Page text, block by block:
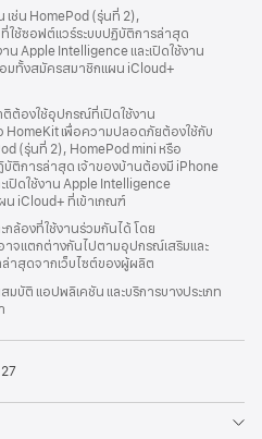
เช่น HomePod(รุ่นที่ 2),
ใช้ซอฟต์แวร์ระบบปฏิบัติการล่าสุด
านApple Intelligence และเปิดใช้งาน
มทั้งสมัครสมาชิกแผน iCloud+
ติต้องใช้อุปกรณ์ที่เปิดใช้งาน
HomeKit เพื่อความปลอดภัยต้องใช้กับ
(รุ่นที่ 2), HomePod mini หรือ
บัติการล่าสุด เจ้าของบ้านต้องมี iPhone
เปิดใช้งานApple Intelligence
น iCloud+ที่เข้าเกณฑ์
กล้องที่ใช้งานร่วมกันได้โดย
าจแตกต่างกันไปตามอุปกรณ์เสริมและ
ล่าสุดจากเว็บไซต์ของผู้ผลิต
มบัติ แอปพลิเคชัน และบริการบางประเภท